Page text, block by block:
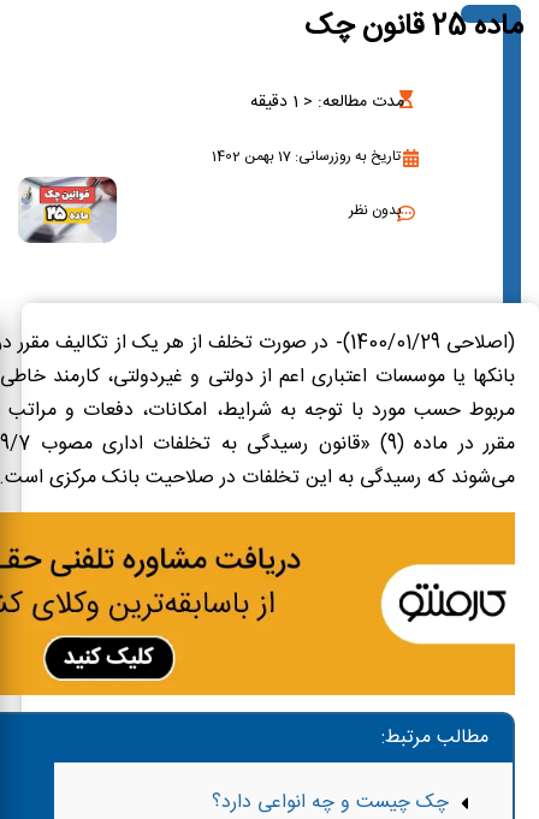
ماده 25 قانون چک
مدت مطالعه: < 1 دقیقه
تاریخ به روزرسانی: 17 بهمن 1402
بدون نظر
(اصلاحی 1400/01/29)- در صورت تخلف از هر یک از تکالیف
بانکها یا موسسات اعتباری اعم از دولتی و غیردولتی، کارمند
مربوط حسب مورد با توجه به شرایط، امکانات، دفعات و
می‌شوند که رسیدگی به این تخلفات در صلاحیت بانک مرکزی است.
مطالب مرتبط:
چک چیست و چه انواعی دارد؟